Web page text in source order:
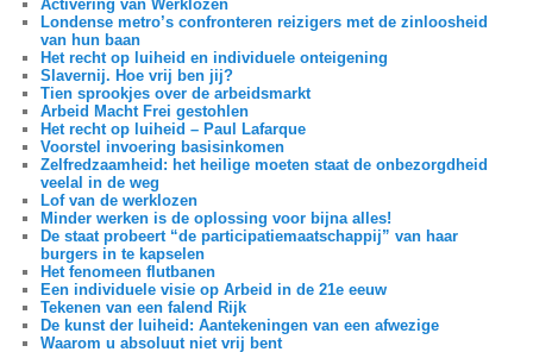
Activering van Werklozen
Londense metro’s confronteren reizigers met de zinloosheid
van hun baan
Het recht op luiheid en individuele onteigening
Slavernij. Hoe vrij ben jij?
Tien sprookjes over de arbeidsmarkt
Arbeid Macht Frei gestohlen
Het recht op luiheid – Paul Lafarque
Voorstel invoering basisinkomen
Zelfredzaamheid: het heilige moeten staat de onbezorgdheid
veelal in de weg
Lof van de werklozen
Minder werken is de oplossing voor bijna alles!
De staat probeert “de participatiemaatschappij” van haar
burgers in te kapselen
Het fenomeen flutbanen
Een individuele visie op Arbeid in de 21e eeuw
Tekenen van een falend Rijk
De kunst der luiheid: Aantekeningen van een afwezige
Waarom u absoluut niet vrij bent